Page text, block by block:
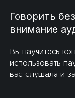
Говорить
внимание
Вы научитесь
использовать
вас слушала и